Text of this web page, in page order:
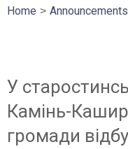
Home Announcements
У
Камінь-
громади